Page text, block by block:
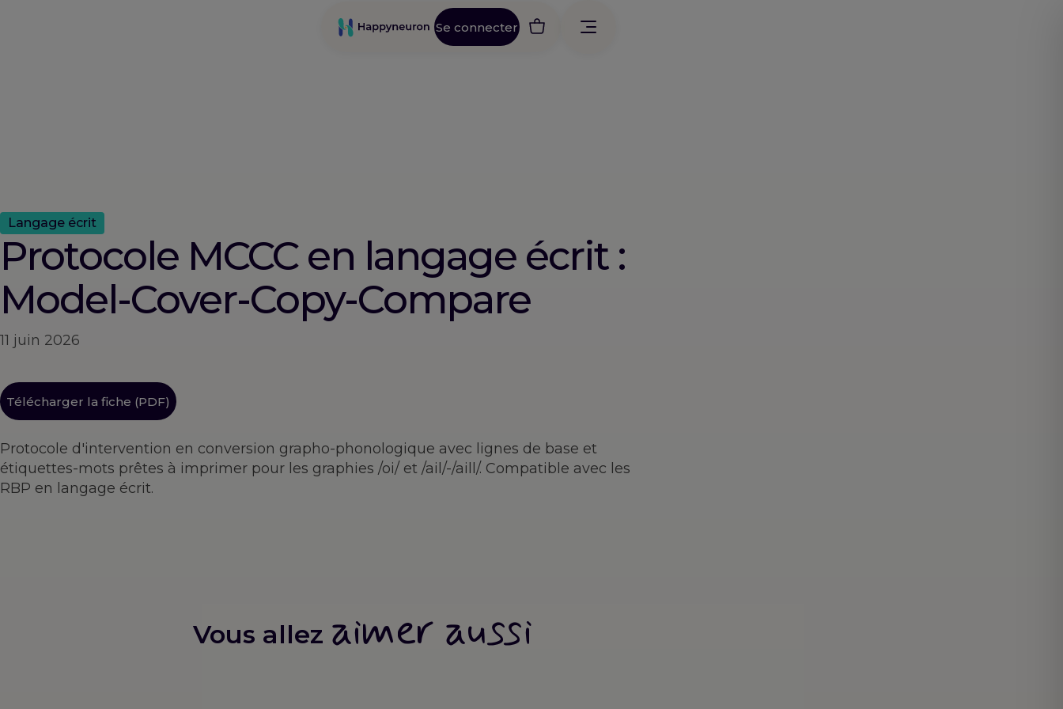
Se connecter
Langage écrit
Protocole MCCC en langage écrit :
Model-Cover-Copy-Compare
11 juin 2026
Télécharger la fiche (PDF)
Protocole d'intervention en conversion grapho-phonologique avec lignes de base et
étiquettes-mots prêtes à imprimer pour les graphies /oi/ et /ail/-/aill/. Compatible avec les
RBP en langage écrit.
Vous allez aimer aussi